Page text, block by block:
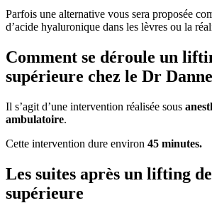
Parfois une alternative vous sera proposée
d’acide hyaluronique dans les lèvres ou la
Comment se déroule un
supérieure chez le Dr
Il s’agit d’une intervention réalisée sous
ambulatoire.
Cette intervention dure environ 45 minutes.
Les suites après un lifting
supérieure